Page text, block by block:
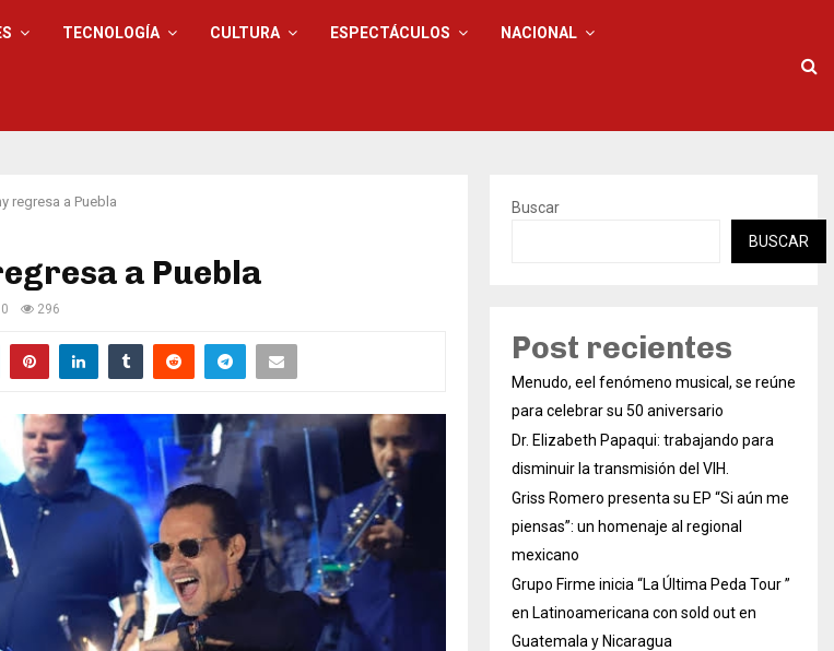
TECNOLOGÍA CULTURA ESPECTÁCULOS NACIONAL
regresa a Puebla
a Puebla
0 296
Buscar
BUSCAR
Post recientes
Menudo, eel fenómeno musical, se reúne
para celebrar su 50 aniversario
Dr. Elizabeth Papaqui: trabajando para
disminuir la transmisión del VIH.
Griss Romero presenta su EP “Si aún me
piensas”: un homenaje al regional
mexicano
Grupo Firme inicia “La Última Peda Tour ”
en Latinoamericana con sold out en
Guatemala y Nicaragua